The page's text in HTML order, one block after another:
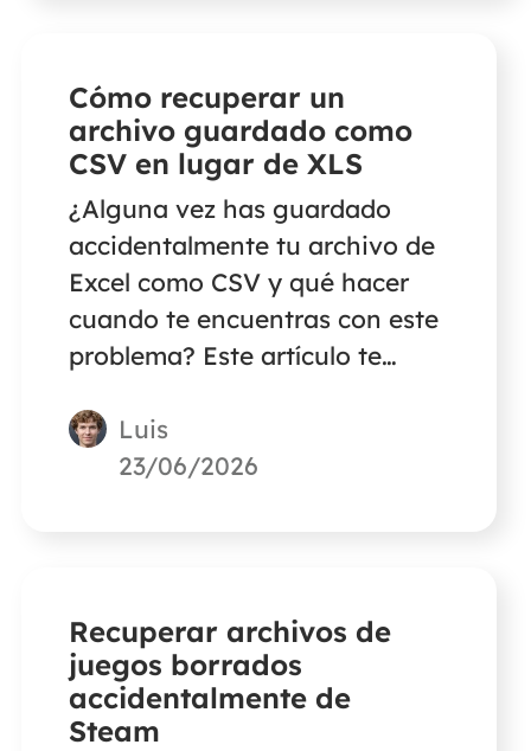
Cómo recuperar un
archivo guardado como
CSV en lugar de XLS
¿Alguna vez has guardado
accidentalmente tu archivo de
Excel como CSV y qué hacer
cuando te encuentras con este
problema? Este artículo te
para recuperar algunos datos
perdidos por haber guardado
Luis
23/06/2026
Recuperar archivos de
juegos borrados
accidentalmente de
Steam